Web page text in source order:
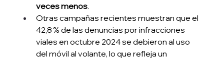
veces menos.
Otras campañas recientes muestran que el
42,8 % de las denuncias por infracciones
viales en octubre 2024 se debieron al uso
del móvil al volante, lo que refleja un